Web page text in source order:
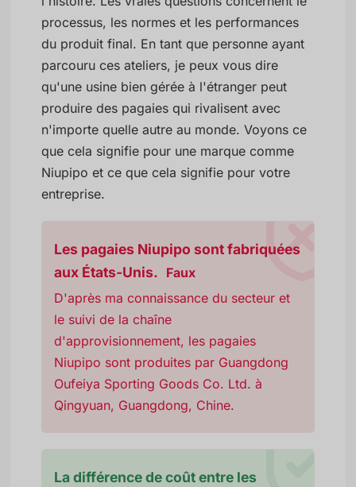
processus, les normes et les performances
du produit final. En tant que personne ayant
parcouru ces ateliers, je peux vous dire
qu'une usine bien gérée à l'étranger peut
produire des pagaies qui rivalisent avec
n'importe quelle autre au monde. Voyons ce
que cela signifie pour une marque comme
Niupipo et ce que cela signifie pour votre
entreprise.
Les pagaies Niupipo sont fabriquées
aux États-Unis. Faux
D'après ma connaissance du secteur et
le suivi de la chaîne
d'approvisionnement, les pagaies
Niupipo sont produites par Guangdong
Oufeiya Sporting Goods Co. Ltd. à
Qingyuan, Guangdong, Chine.
La différence de coût entre les